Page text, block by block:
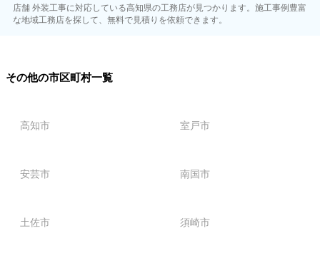
店舗 外装工事に対応している高知県の工務店が見つかります。施工事例豊富
な地域工務店を探して、無料で見積りを依頼できます。
その他の市区町村一覧
高知市 室戸市
安芸市 南国市
土佐市 須崎市